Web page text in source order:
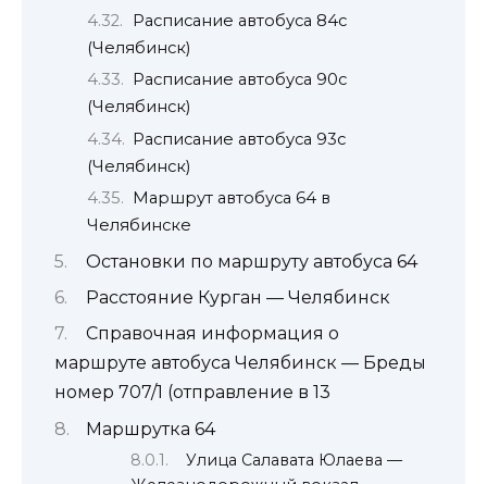
Расписание автобуса 84с
(Челябинск)
Расписание автобуса 90с
(Челябинск)
Расписание автобуса 93с
(Челябинск)
Маршрут автобуса 64 в
Челябинске
Остановки по маршруту автобуса 64
Расстояние Курган — Челябинск
Справочная информация о
маршруте автобуса Челябинск — Бреды
номер 707/1 (отправление в 13
Маршрутка 64
Улица Салавата Юлаева —